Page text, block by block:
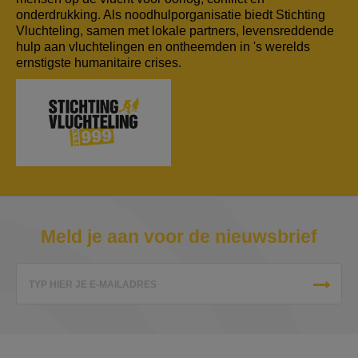
onderdrukking. Als noodhulporganisatie biedt Stichting
Vluchteling, samen met lokale partners, levensreddende
hulp aan vluchtelingen en ontheemden in 's werelds
ernstigste humanitaire crises.
Meld je aan voor de nieuwsbrief
TYP HIER JE E-MAILADRES